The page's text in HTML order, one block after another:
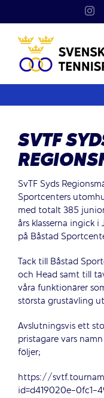
SVTF
SvTF Syds
Sportcenters
med totalt 385
års klasserna ingick i
på Båstad
Tack till Båstad
och Head samt till
våra funktionärer
största grustävling
Avslutningsvis ett
pristagare vars
följer;
https://
id=d419020e-0fc1-